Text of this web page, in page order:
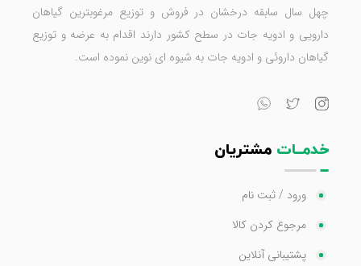
چهل سال سابقه درخشان در فروش و توزیع مرغوبترین گیاهان
دارویی و ادویه جات در سطح کشور دارند اقدام به عرضه و توزیع
گیاهان داروئی و ادویه جات به شیوه ای نوین نموده است.
خدمــات مشتریان
ورود / ثبت نام
مرجوع کردن کالا
پشتیبانی آنلاین